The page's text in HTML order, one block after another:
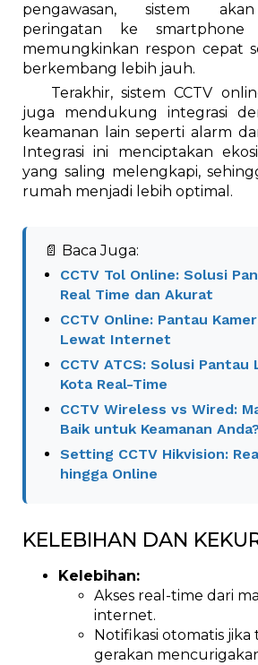
pengawasan, sistem
peringatan ke
memungkinkan respon cepat
berkembang lebih jauh.
Terakhir, sistem CCTV
juga mendukung integrasi
keamanan lain seperti alarm
Integrasi ini menciptakan
yang saling melengkapi,
rumah menjadi lebih optimal.
📄 Baca Juga:
CCTV Tol Online: Solusi
Real Time dan Akurat
CCTV Online: Pantau
Lewat Internet
CCTV ATCS: Solusi Pantau
Kota Real-Time
CCTV Wireless vs Wired:
Baik untuk Keamanan
Setting CCTV Hikvision:
hingga Online
KELEBIHAN DAN
Kelebihan:
Akses real-time dari
internet.
Notifikasi otomatis jika
gerakan